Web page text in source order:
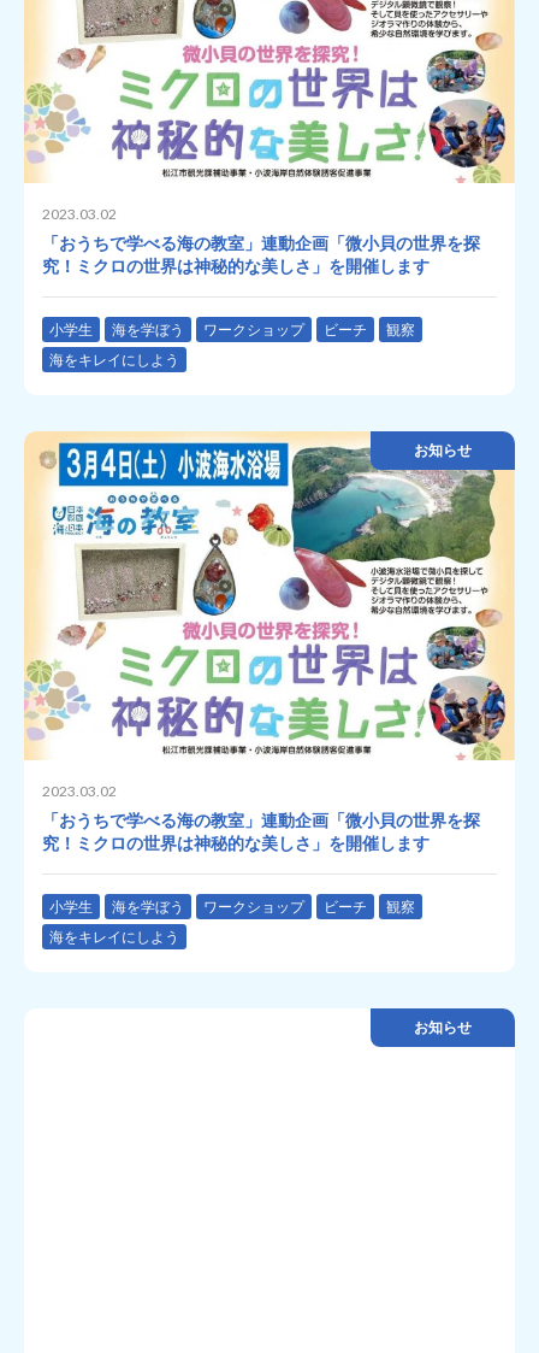
2023.03.02
「おうちで学べる海の教室」連動企画「微小貝の世界を探
究！ミクロの世界は神秘的な美しさ」を開催します
小学生 海を学ぼう ワークショップ ビーチ
観察
海をキレイにしよう
お知らせ
2023.03.02
「おうちで学べる海の教室」連動企画「微小貝の世界を探
究！ミクロの世界は神秘的な美しさ」を開催します
小学生 海を学ぼう ワークショップ ビーチ
観察
海をキレイにしよう
お知らせ